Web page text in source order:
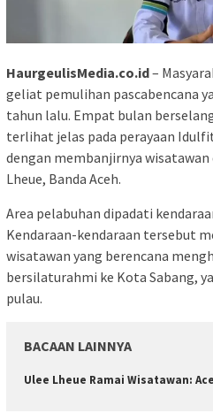
HaurgeulisMedia.co.id–
geliat pemulihan pascabencana
tahun lalu. Empat bulan
terlihat jelas pada perayaan
dengan membanjirnya
Lheue, Banda Aceh.
Area pelabuhan dipadati
Kendaraan-kendaraan tersebut
wisatawan yang berencana
bersilaturahmi ke Kota Sabang,
pulau.
BACAAN LAINNYA
Ulee Lheue Ramai Wisatawan: